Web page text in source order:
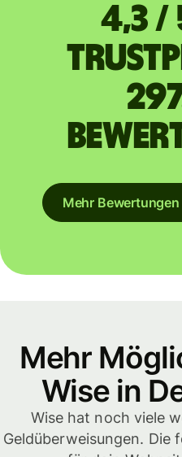
4,3 /
Mehr
Mehr
Wise in
Wise hat noch viele
Geldüberweisungen. Die